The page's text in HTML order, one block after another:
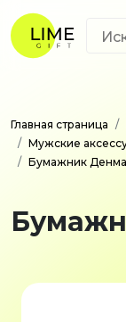
Главная страница
Мужские
Бумажник